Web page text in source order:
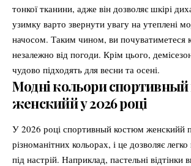
тонкої тканини, адже він дозволяє шкірі
узимку варто звернути увагу на утеплені
начосом. Таким чином, ви почуватиметеся
незалежно від погоди. Крім цього,
чудово підходять для весни та осені.
Модні кольори
женскийй у 2026 році
У 2026 році спортивный костюм женскийй
різноманітних кольорах, і це дозволяє легко
під настрій. Наприклад, пастельні відтінки